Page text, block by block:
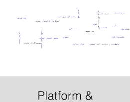
درایه‌الحدیث
فقه‌الحدیث
حیات نباتی قطع حمایت‌های حیاتی امام علی
حکومت و سیاست
تکرار
حکمت‌های تکرار
روش تفسیری
امام خمینی
قشیری
عرفان اسلامی ولایت
تصوف کلاسیک
ساختارهای نوین خانواده
جایگزینی کارکردهای خانواده
حقوق تطبیقی خانواده
حقوق خانواده انگلیس
رفاه کودک
سیاست‌گذاری خانواده
تقریب
فقه¬تقریبی
وحدت¬اسلامی